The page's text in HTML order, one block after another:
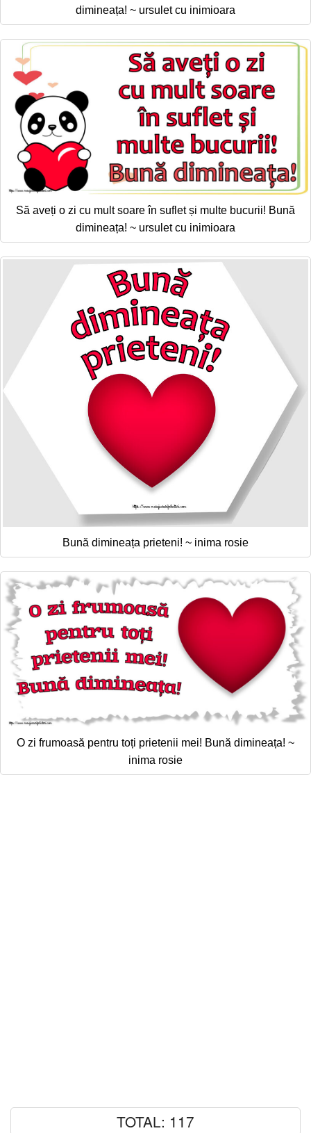
dimineața! ~ ursulet cu inimioara
Să aveți o zi cu mult soare în suflet și multe bucurii! Bună
dimineața! ~ ursulet cu inimioara
Bună dimineața prieteni! ~ inima rosie
O zi frumoasă pentru toți prietenii mei! Bună dimineața! ~
inima rosie
TOTAL: 117